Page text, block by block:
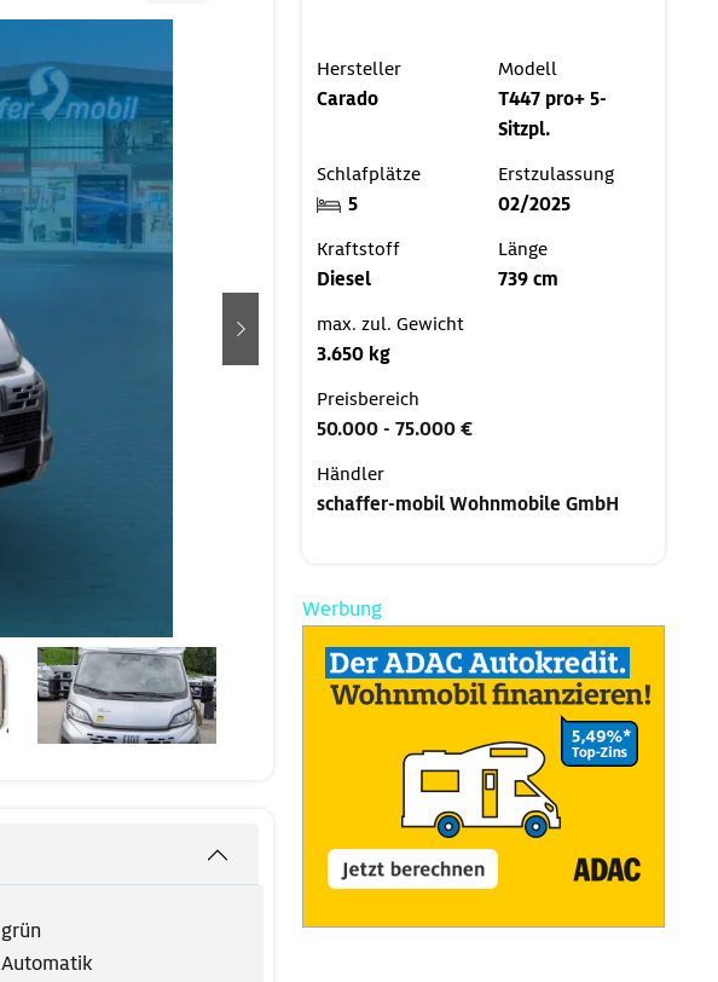
weiter
grün
Automatik
Hersteller
Carado
Modell
T447 pro+ 5-
Sitzpl.
Schlafplätze
5
Erstzulassung
02/2025
Kraftstoff
Diesel
Länge
739 cm
max. zul. Gewicht
3.650 kg
Preisbereich
50.000 - 75.000 €
Händler
schaffer-mobil Wohnmobile GmbH
Werbung